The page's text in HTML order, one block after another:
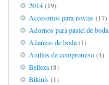
2014(19)
Accesorios para novias(17)
Adornos para pastel de boda
Alianzas de boda(1)
Anillos de compromiso(4)
Belleza(8)
Bikinis(1)